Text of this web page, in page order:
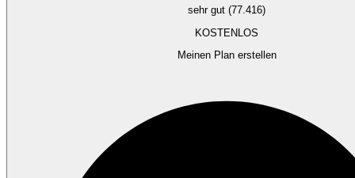
sehr gut (77.416)
KOSTENLOS
Meinen Plan erstellen